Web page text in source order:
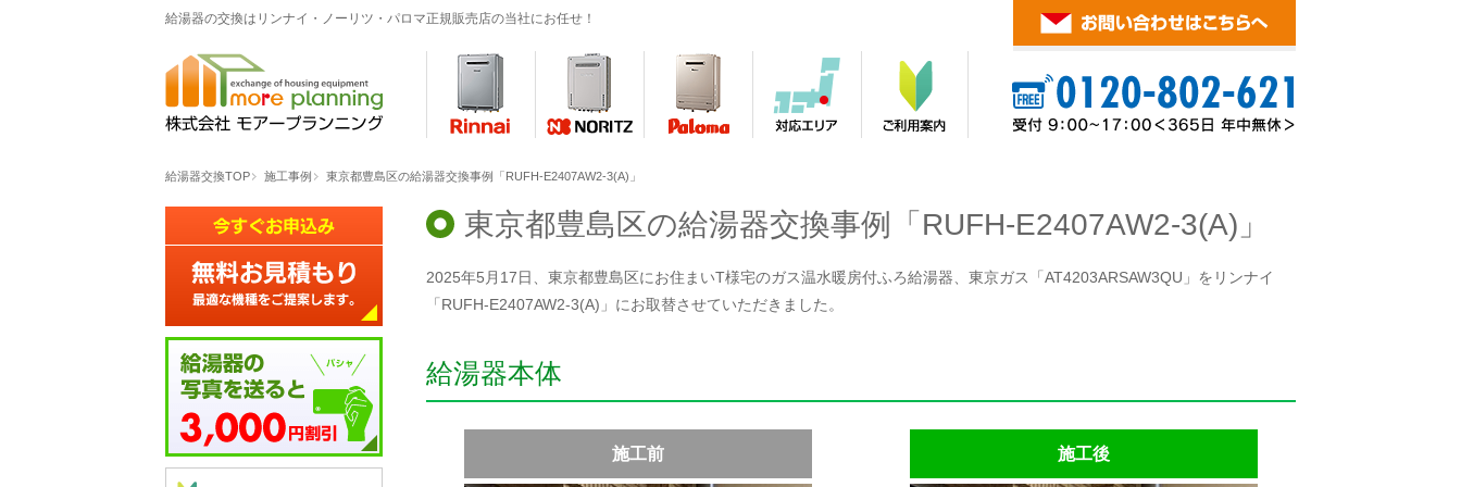
給湯器の交換はリンナイ・ノーリツ・パロマ正規販売店の当社にお任せ！
給湯器交換TOP 施工事例 東京都豊島区の給湯器交換事例「RUFH-E2407AW2-3(A)」
東京都豊島区の給湯器交換事例「RUFH-E2407AW2-3(A)」
2025年5月17日、東京都豊島区にお住まいT様宅のガス温水暖房付ふろ給湯器、東京ガス「AT4203ARSAW3QU」をリンナイ
「RUFH-E2407AW2-3(A)」にお取替させていただきました。
給湯器本体
施工前 施工後